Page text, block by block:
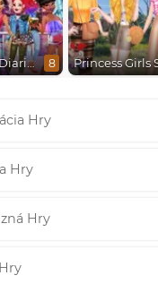
Disney Travel Diaries: City Break 8
Hry
Hry
Hry